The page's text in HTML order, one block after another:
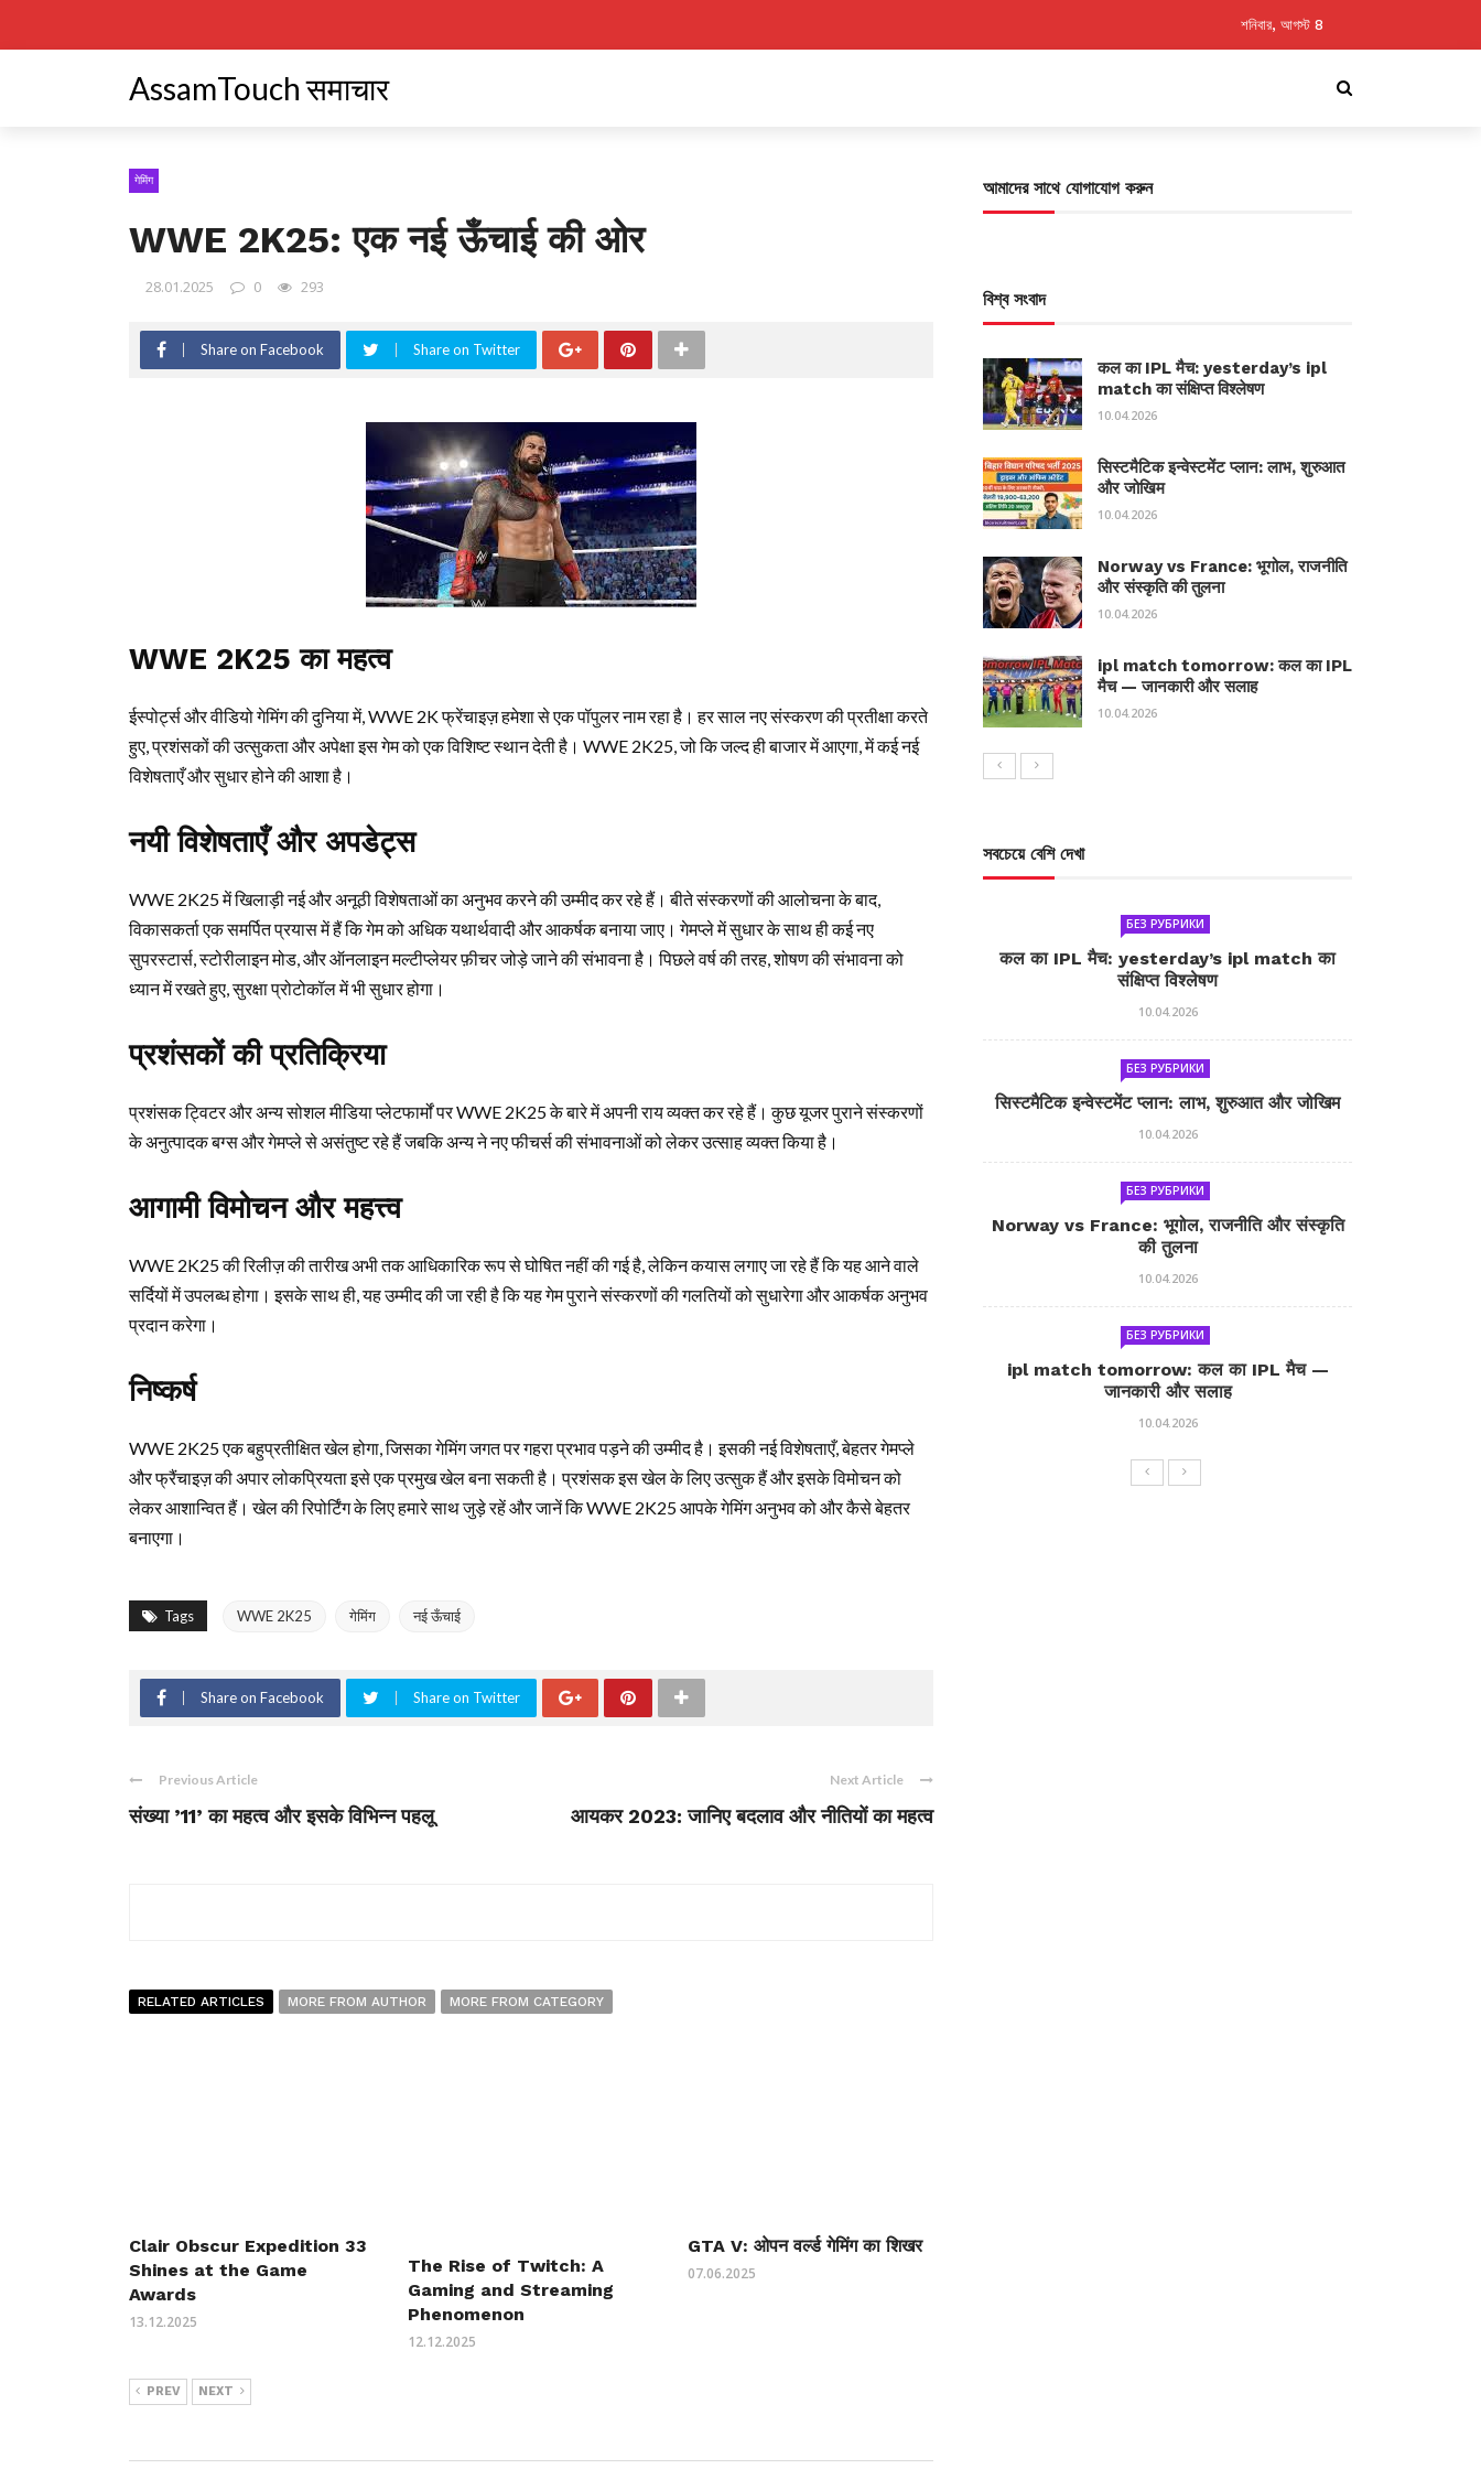
শনিবার, আগস্ট 8
AssamTouch समाचार
गेमिंग
WWE 2K25: एक नई ऊँचाई की ओर
28.01.2025 0 293
Share on Facebook Share on Twitter
WWE 2K25 का महत्व
ईस्पोर्ट्स और वीडियो गेमिंग की दुनिया में, WWE 2K फ्रेंचाइज़ हमेशा से एक पॉपुलर नाम रहा है। हर साल नए संस्करण की प्रतीक्षा करते
हुए, प्रशंसकों की उत्सुकता और अपेक्षा इस गेम को एक विशिष्ट स्थान देती है। WWE 2K25, जो कि जल्द ही बाजार में आएगा, में कई नई
विशेषताएँ और सुधार होने की आशा है।
नयी विशेषताएँ और अपडेट्स
WWE 2K25 में खिलाड़ी नई और अनूठी विशेषताओं का अनुभव करने की उम्मीद कर रहे हैं। बीते संस्करणों की आलोचना के बाद,
विकासकर्ता एक समर्पित प्रयास में हैं कि गेम को अधिक यथार्थवादी और आकर्षक बनाया जाए। गेमप्ले में सुधार के साथ ही कई नए
सुपरस्टार्स, स्टोरीलाइन मोड, और ऑनलाइन मल्टीप्लेयर फ़ीचर जोड़े जाने की संभावना है। पिछले वर्ष की तरह, शोषण की संभावना को
ध्यान में रखते हुए, सुरक्षा प्रोटोकॉल में भी सुधार होगा।
प्रशंसकों की प्रतिक्रिया
प्रशंसक ट्विटर और अन्य सोशल मीडिया प्लेटफार्मों पर WWE 2K25 के बारे में अपनी राय व्यक्त कर रहे हैं। कुछ यूजर पुराने संस्करणों
के अनुत्पादक बग्स और गेमप्ले से असंतुष्ट रहे हैं जबकि अन्य ने नए फीचर्स की संभावनाओं को लेकर उत्साह व्यक्त किया है।
आगामी विमोचन और महत्त्व
WWE 2K25 की रिलीज़ की तारीख अभी तक आधिकारिक रूप से घोषित नहीं की गई है, लेकिन कयास लगाए जा रहे हैं कि यह आने वाले
सर्दियों में उपलब्ध होगा। इसके साथ ही, यह उम्मीद की जा रही है कि यह गेम पुराने संस्करणों की गलतियों को सुधारेगा और आकर्षक अनुभव
प्रदान करेगा।
निष्कर्ष
WWE 2K25 एक बहुप्रतीक्षित खेल होगा, जिसका गेमिंग जगत पर गहरा प्रभाव पड़ने की उम्मीद है। इसकी नई विशेषताएँ, बेहतर गेमप्ले
और फ्रैंचाइज़ की अपार लोकप्रियता इसे एक प्रमुख खेल बना सकती है। प्रशंसक इस खेल के लिए उत्सुक हैं और इसके विमोचन को
लेकर आशान्वित हैं। खेल की रिपोर्टिंग के लिए हमारे साथ जुड़े रहें और जानें कि WWE 2K25 आपके गेमिंग अनुभव को और कैसे बेहतर
बनाएगा।
Tags WWE 2K25 गेमिंग नई ऊँचाई
Share on Facebook Share on Twitter
Previous Article
संख्या ’11’ का महत्व और इसके विभिन्न पहलू
Next Article
आयकर 2023: जानिए बदलाव और नीतियों का महत्व
RELATED ARTICLES MORE FROM AUTHOR MORE FROM CATEGORY
Clair Obscur Expedition 33
Shines at the Game
Awards
13.12.2025
The Rise of Twitch: A
Gaming and Streaming
Phenomenon
12.12.2025
GTA V: ओपन वर्ल्ड गेमिंग का शिखर
07.06.2025
PREV NEXT
আমাদের সাথে যোগাযোগ করুন
বিশ্ব সংবাদ
कल का IPL मैच: yesterday’s ipl
match का संक्षिप्त विश्लेषण
10.04.2026
सिस्टमैटिक इन्वेस्टमेंट प्लान: लाभ, शुरुआत
और जोखिम
10.04.2026
Norway vs France: भूगोल, राजनीति
और संस्कृति की तुलना
10.04.2026
ipl match tomorrow: कल का IPL
मैच — जानकारी और सलाह
10.04.2026
সবচেয়ে বেশি দেখা
БЕЗ РУБРИКИ
कल का IPL मैच: yesterday’s ipl match का
संक्षिप्त विश्लेषण
10.04.2026
БЕЗ РУБРИКИ
सिस्टमैटिक इन्वेस्टमेंट प्लान: लाभ, शुरुआत और जोखिम
10.04.2026
БЕЗ РУБРИКИ
Norway vs France: भूगोल, राजनीति और संस्कृति
की तुलना
10.04.2026
БЕЗ РУБРИКИ
ipl match tomorrow: कल का IPL मैच —
जानकारी और सलाह
10.04.2026